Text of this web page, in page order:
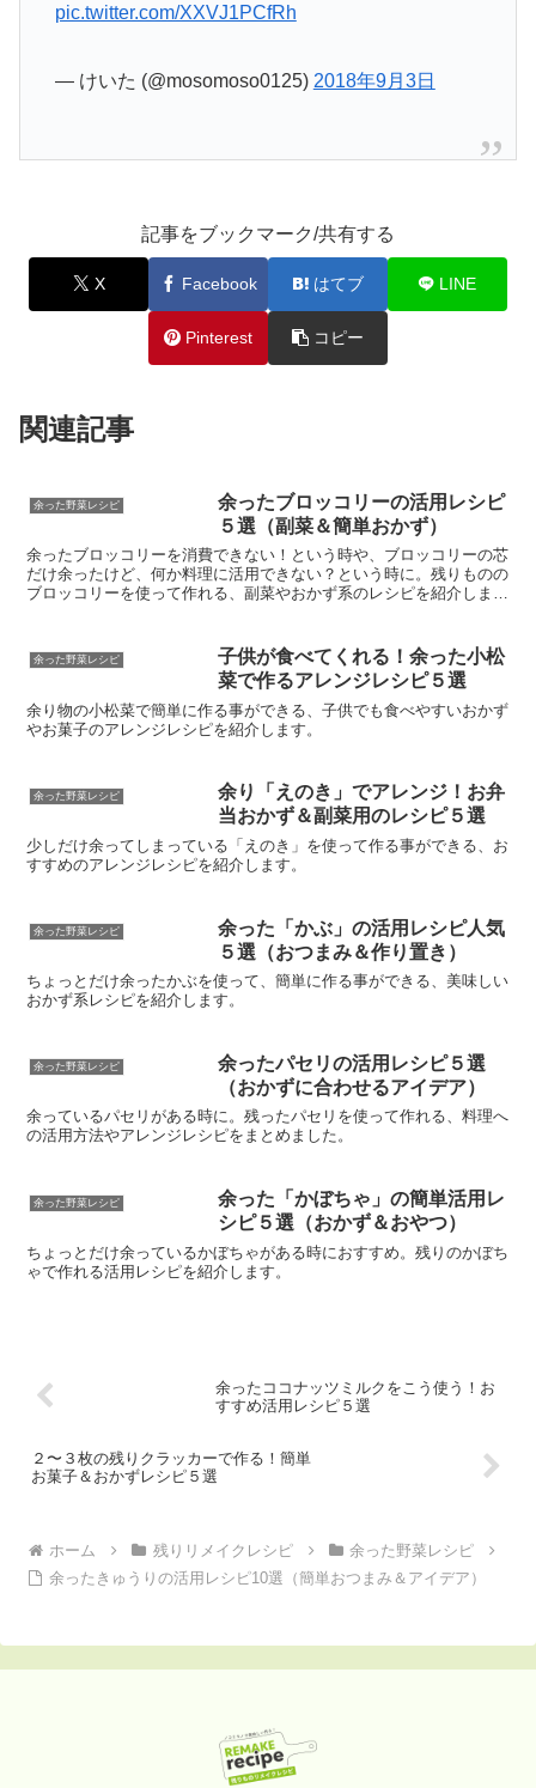
pic.twitter.com/XXVJ1PCfRh
— けいた (@mosomoso0125) 2018年9月3日
記事をブックマーク/共有する
X Facebook はてブ LINE
Pinterest コピー
関連記事
余った野菜レシピ
余ったブロッコリーの活用レシピ
５選（副菜＆簡単おかず）
余ったブロッコリーを消費できない！という時や、ブロッコリーの芯
だけ余ったけど、何か料理に活用できない？という時に。残りものの
ブロッコリーを使って作れる、副菜やおかず系のレシピを紹介しま
余った野菜レシピ
子供が食べてくれる！余った小松
菜で作るアレンジレシピ５選
余り物の小松菜で簡単に作る事ができる、子供でも食べやすいおかず
やお菓子のアレンジレシピを紹介します。
余った野菜レシピ
余り「えのき」でアレンジ！お弁
当おかず＆副菜用のレシピ５選
少しだけ余ってしまっている「えのき」を使って作る事ができる、お
すすめのアレンジレシピを紹介します。
余った野菜レシピ
余った「かぶ」の活用レシピ人気
５選（おつまみ＆作り置き）
ちょっとだけ余ったかぶを使って、簡単に作る事ができる、美味しい
おかず系レシピを紹介します。
余った野菜レシピ
余ったパセリの活用レシピ５選
（おかずに合わせるアイデア）
余っているパセリがある時に。残ったパセリを使って作れる、料理へ
の活用方法やアレンジレシピをまとめました。
余った野菜レシピ
余った「かぼちゃ」の簡単活用レ
シピ５選（おかず＆おやつ）
ちょっとだけ余っているかぼちゃがある時におすすめ。残りのかぼち
ゃで作れる活用レシピを紹介します。
余ったココナッツミルクをこう使う！お
すすめ活用レシピ５選
２〜３枚の残りクラッカーで作る！簡単
お菓子＆おかずレシピ５選
ホーム 残りリメイクレシピ
余った野菜レシピ
余ったきゅうりの活用レシピ10選（簡単おつまみ＆アイデア）